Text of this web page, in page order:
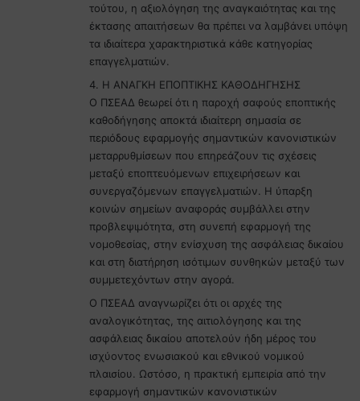
τούτου, η αξιολόγηση της αναγκαιότητας και της
έκτασης απαιτήσεων θα πρέπει να λαμβάνει υπόψη
τα ιδιαίτερα χαρακτηριστικά κάθε κατηγορίας
επαγγελματιών.
4. Η ΑΝΑΓΚΗ ΕΠΟΠΤΙΚΗΣ ΚΑΘΟΔΗΓΗΣΗΣ
Ο ΠΣΕΑΔ θεωρεί ότι η παροχή σαφούς εποπτικής
καθοδήγησης αποκτά ιδιαίτερη σημασία σε
περιόδους εφαρμογής σημαντικών κανονιστικών
μεταρρυθμίσεων που επηρεάζουν τις σχέσεις
μεταξύ εποπτευόμενων επιχειρήσεων και
συνεργαζόμενων επαγγελματιών. Η ύπαρξη
κοινών σημείων αναφοράς συμβάλλει στην
προβλεψιμότητα, στη συνεπή εφαρμογή της
νομοθεσίας, στην ενίσχυση της ασφάλειας δικαίου
και στη διατήρηση ισότιμων συνθηκών μεταξύ των
συμμετεχόντων στην αγορά.
Ο ΠΣΕΑΔ αναγνωρίζει ότι οι αρχές της
αναλογικότητας, της αιτιολόγησης και της
ασφάλειας δικαίου αποτελούν ήδη μέρος του
ισχύοντος ενωσιακού και εθνικού νομικού
πλαισίου. Ωστόσο, η πρακτική εμπειρία από την
εφαρμογή σημαντικών κανονιστικών